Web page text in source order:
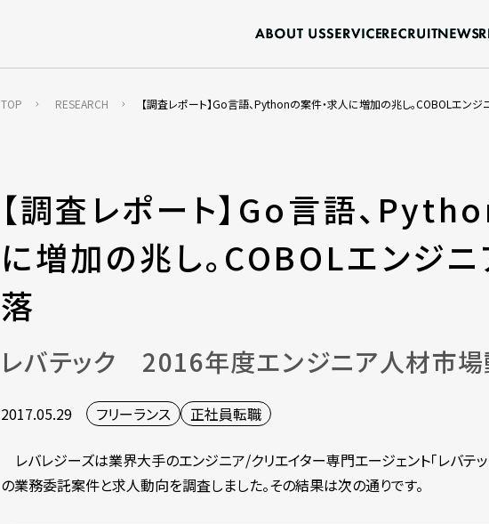
TOP RESEARCH 【調査レポート】Go言語、Pythonの案件・求人に増加の兆し。COBOLエン
【調査レポート】Go言語、
に増加の兆し。COBOLエンジ
落
レバテック 2016年度エンジニア人材市場
2017.05.29 フリーランス 正社員転職
レバレジーズは業界大手のエンジニア/クリエイター専門エージェント「レバテッ
の業務委託案件と求人動向を調査しました。その結果は次の通りです。